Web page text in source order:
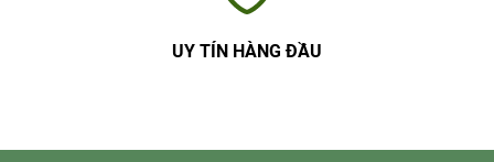
UY TÍN HÀNG ĐẦU